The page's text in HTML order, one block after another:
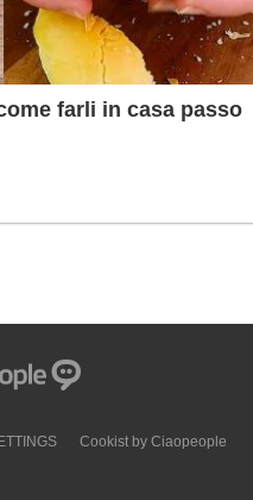
farli in casa passo
Cookist by Ciaopeople